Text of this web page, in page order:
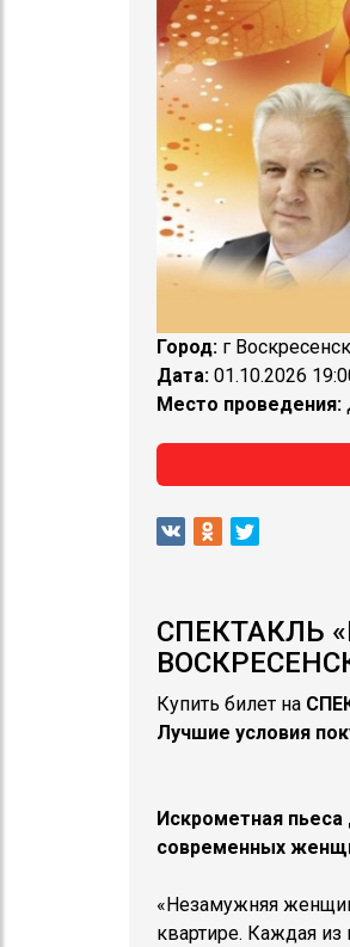
Город: г Воскресенск
Дата: 01.10.2026
Место проведения:
СПЕКТАКЛЬ
Купить билет на
Лучшие условия
Искрометная пьеса
современных
«Незамужняя
квартире. Каждая